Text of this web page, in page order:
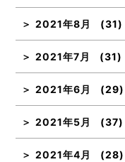
2021年8月 (31)
2021年7月 (31)
2021年6月 (29)
2021年5月 (37)
2021年4月 (28)